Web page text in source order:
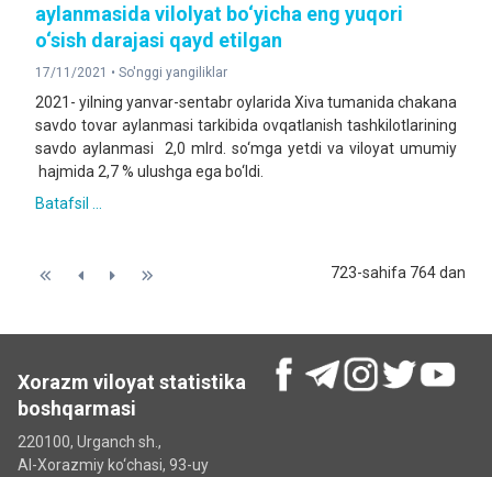
aylanmasida vilolyat bo‘yicha eng yuqori
o‘sish darajasi qayd etilgan
17/11/2021 • So'nggi yangiliklar
2021- yilning yanvar-sentabr oylarida Xiva tumanida chakana
savdo tovar aylanmasi tarkibida ovqatlanish tashkilotlarining
savdo aylanmasi 2,0 mlrd. so‘mga yetdi va viloyat umumiy
hajmida 2,7 % ulushga ega bo‘ldi.
Batafsil ...
723-sahifa 764 dan
Xorazm viloyat statistika
boshqarmasi
220100, Urganch sh.,
Al-Xorazmiy ko‘chаsi, 93-uy